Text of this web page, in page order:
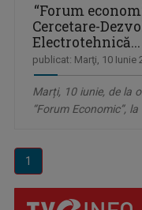
“Forum
Cercetare-
Electrotehnică...
publicat: Marţi, 10 Iunie
Marți, 10 iunie, de la
“Forum Economic”,
1